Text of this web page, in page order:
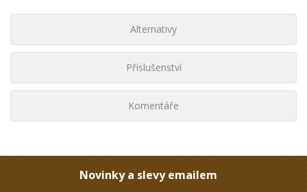
Alternativy
Příslušenství
Komentáře
Novinky a slevy emailem